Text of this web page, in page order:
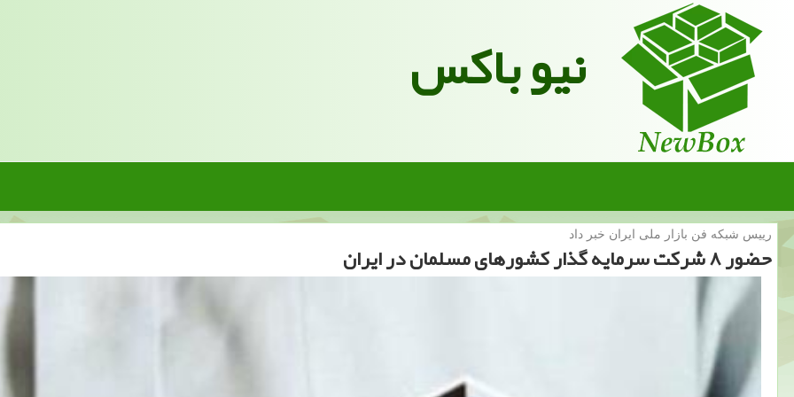
نیو باکس
رییس شبكه فن بازار ملی ایران خبر داد
حضور ۸ شركت سرمایه گذار كشورهای مسلمان در ایران